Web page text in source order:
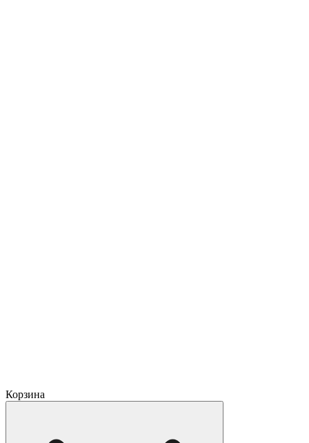
Корзина